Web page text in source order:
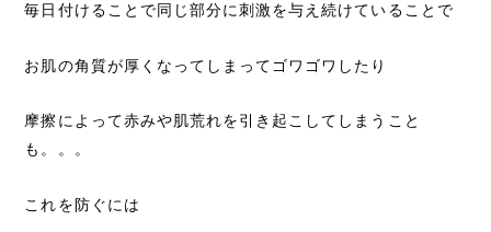
毎日付けることで同じ部分に刺激を与え続けていることで
お肌の角質が厚くなってしまってゴワゴワしたり
摩擦によって赤みや肌荒れを引き起こしてしまうこと
も。。。
これを防ぐには